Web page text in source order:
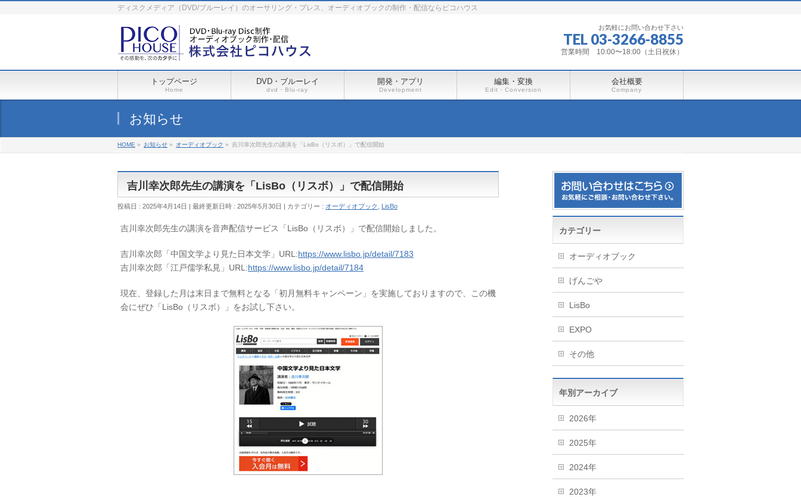
ディスクメディア（DVD/ブルーレイ）のオーサリング・プレス、オーディオブックの制作・配信ならピコハウス
お気軽にお問い合わせ下さい
TEL 03-3266-8855
営業時間 10:00〜18:00（土日祝休）
トップページ
Home
DVD・ブルーレイ
dvd・Blu-ray
開発・アプリ
Development
編集・変換
Edit・Conversion
会社概要
Company
お知らせ
HOME » お知らせ » オーディオブック » 吉川幸次郎先生の講演を「LisBo（リスボ）」で配信開始
吉川幸次郎先生の講演を「LisBo（リスボ）」で配信開始
投稿日 : 2025年4月14日 最終更新日時 : 2025年5月30日 カテゴリー : オーディオブック LisBo
吉川幸次郎先生の講演を音声配信サービス「LisBo（リスボ）」で配信開始しました。
吉川幸次郎「中国文学より見た日本文学」URL:https://www.lisbo.jp/detail/7183
吉川幸次郎「江戸儒学私見」URL:https://www.lisbo.jp/detail/7184
現在、登録した月は末日まで無料となる「初月無料キャンペーン」を実施しておりますので、この機
会にぜひ「LisBo（リスボ）」をお試し下さい。
カテゴリー
オーディオブック
げんごや
LisBo
EXPO
その他
年別アーカイブ
2026年
2025年
2024年
2023年